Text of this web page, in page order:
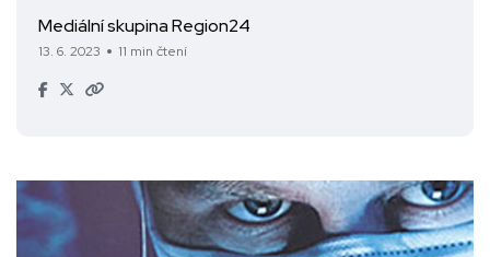
Mediální skupina Region24
13. 6. 2023 11 min čtení